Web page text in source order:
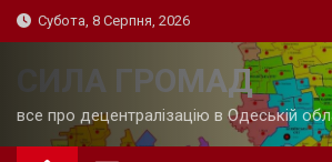
Skip
to
Субота, 8 Серпня, 2026
СИЛА ГРОМАД
все про децентралізацію в Одеській